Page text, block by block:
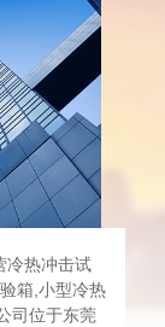
冷热冲击试
箱,小型冷热
司位于东莞